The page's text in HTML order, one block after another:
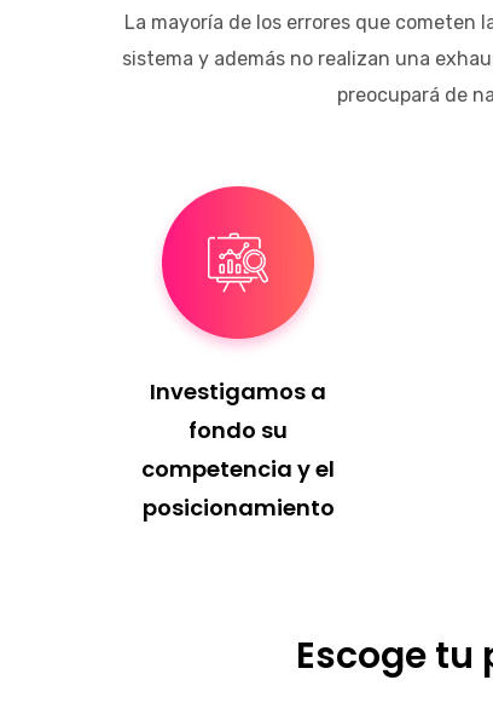
La mayoría de los errores que cometen
sistema y además no realizan una
preocupará de
Investigamos a
fondo su
competencia y el
posicionamiento
Escoge tu